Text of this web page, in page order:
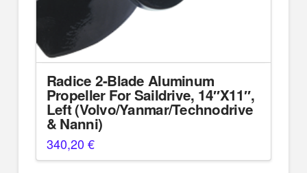
Radice 2-Blade Aluminum
Propeller For Saildrive, 14″X11″,
Left (Volvo/Yanmar/Technodrive
& Nanni)
340,20€